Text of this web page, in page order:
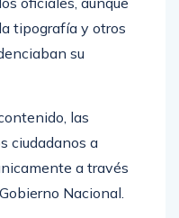
tipografía y otros
su
las
ciudadanos a
a través
Nacional.